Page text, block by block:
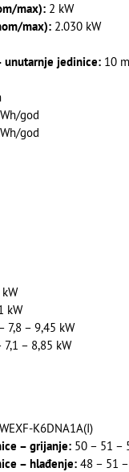
max):2 kW
max):2.030 kW
unutarnje jedinice:10 m
god
god
kW
7,8 – 9,45 kW
– 8,85 kW
K6DNA1A(I)
– grijanje:50 – 51 –
– hlađenje:48 – 51 –